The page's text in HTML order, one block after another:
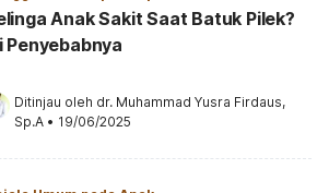
Anak Sakit Saat Batuk Pilek?
Penyebabnya
Ditinjau oleh dr. Muhammad Yusra Firdaus,
Sp.A • 19/06/2025